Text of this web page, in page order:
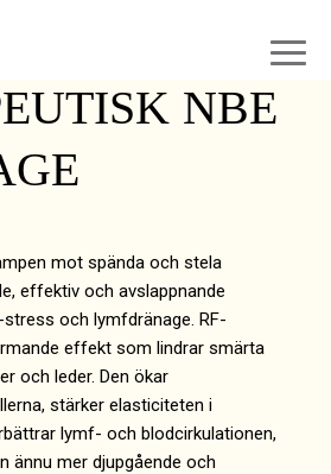
NBE
mot spända och stela
effektiv och avslappnande
och lymfdränage. RF-
effekt som lindrar smärta
och leder. Den ökar
stärker elasticiteten i
lymf- och blodcirkulationen,
ännu mer djupgående och